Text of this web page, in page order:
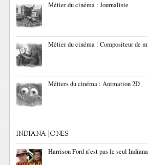
Métier du cinéma : Journaliste
Métier du cinéma : Compositeur de
Métiers du cinéma : Animation 2D
INDIANA JONES
Harrison Ford n’est pas le seul